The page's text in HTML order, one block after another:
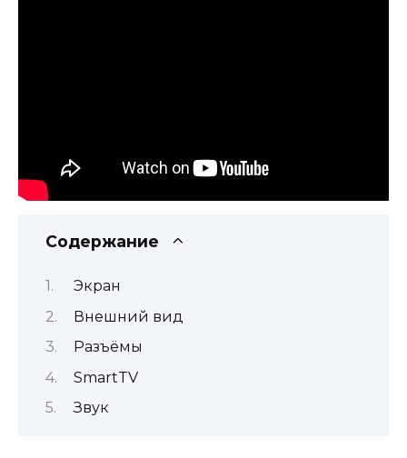
Содержание
Экран
Внешний вид
Разъёмы
SmartTV
Звук